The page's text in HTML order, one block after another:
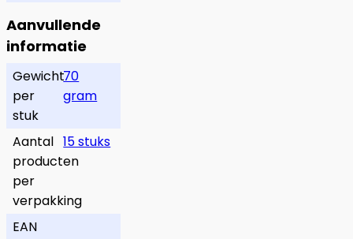
Aanvullende
informatie
Gewicht
per
stuk
70
gram
Aantal
producten
per
verpakking
15 stuks
EAN